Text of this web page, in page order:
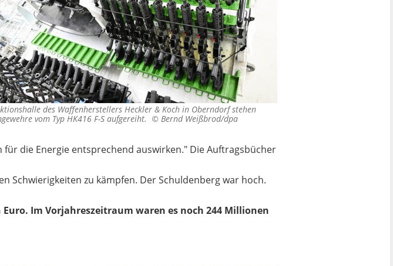
des Waffenherstellers Heckler & Koch in Oberndorf stehen
vom Typ HK416 F-S aufgereiht. © Bernd Weißbrod/dpa
die Energie entsprechend auswirken." Die Auftragsbücher
Schwierigkeiten zu kämpfen. Der Schuldenberg war hoch.
Im Vorjahreszeitraum waren es noch 244 Millionen